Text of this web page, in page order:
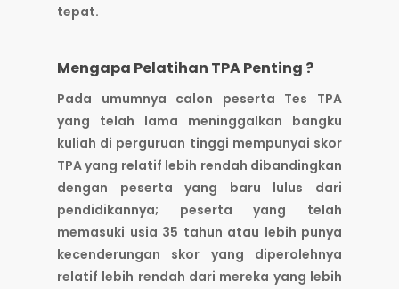
tepat.
Mengapa Pelatihan TPA Penting ?
Pada umumnya calon peserta Tes TPA
yang telah lama meninggalkan bangku
kuliah di perguruan tinggi mempunyai skor
TPA yang relatif lebih rendah dibandingkan
dengan peserta yang baru lulus dari
pendidikannya; peserta yang telah
memasuki usia 35 tahun atau lebih punya
kecenderungan skor yang diperolehnya
relatif lebih rendah dari mereka yang lebih